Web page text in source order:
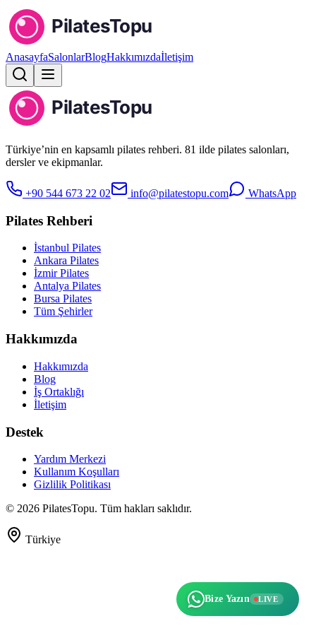
AnasayfaSalonlarBlogHakkımızdaİletişim
Türkiye’nin en kapsamlı pilates rehberi. 81 ilde pilates salonları,
dersler ve ekipmanlar.
+90 544 673 22 02 info@pilatestopu.com WhatsApp
Pilates Rehberi
İstanbul Pilates
Ankara Pilates
İzmir Pilates
Antalya Pilates
Bursa Pilates
Tüm Şehirler
Hakkımızda
Hakkımızda
Blog
İş Ortaklığı
İletişim
Destek
Yardım Merkezi
Kullanım Koşulları
Gizlilik Politikası
© 2026 PilatesTopu. Tüm hakları saklıdır.
Türkiye
Bize Yazın LIVE